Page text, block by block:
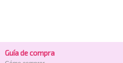
Guía de compra